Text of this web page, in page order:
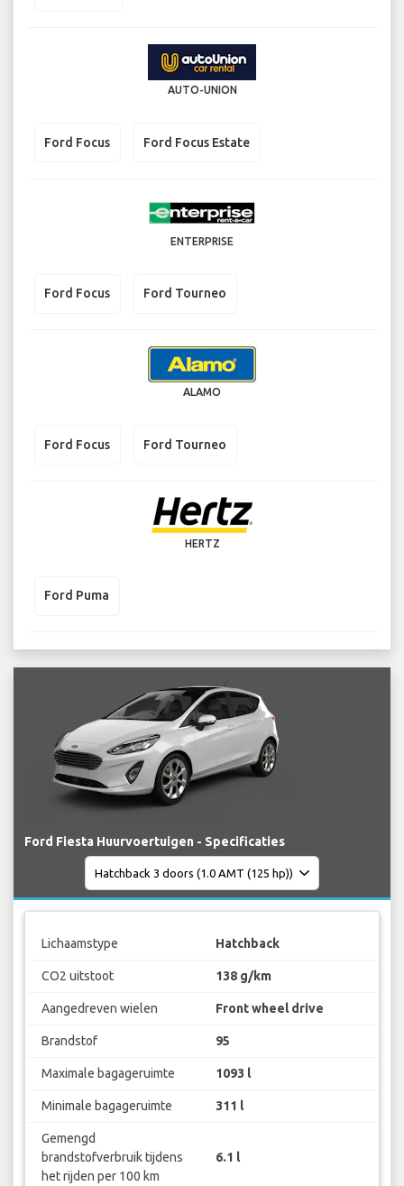
AUTO-UNION
Ford Focus Ford Focus Estate
ENTERPRISE
Ford Focus Ford Tourneo
ALAMO
Ford Focus Ford Tourneo
HERTZ
Ford Puma
Ford Fiesta Huurvoertuigen - Specificaties
Lichaamstype Hatchback
CO2 uitstoot 138 g/km
Aangedreven wielen Front wheel drive
Brandstof 95
Maximale bagageruimte 1093 l
Minimale bagageruimte 311 l
Gemengd
brandstofverbruik tijdens
het rijden per 100 km
6.1 l